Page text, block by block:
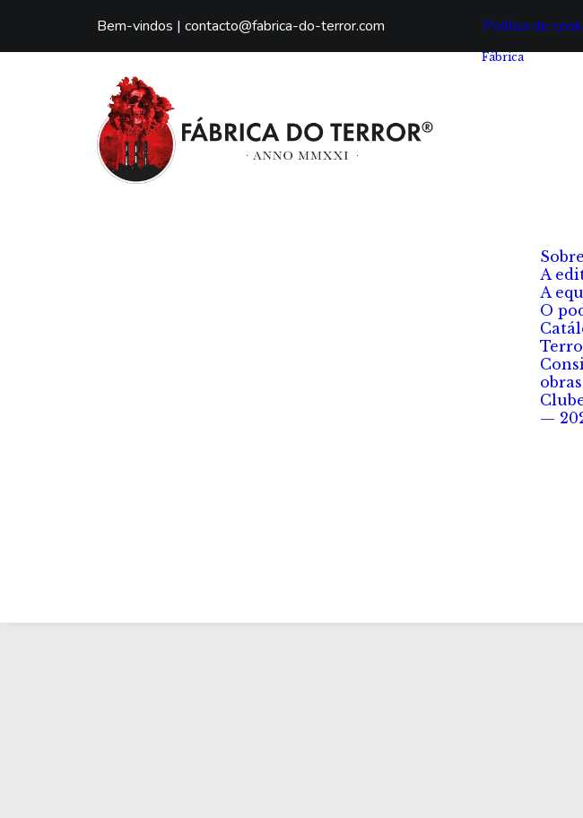
Bem-vindos | contacto@fabrica-do-terror.com Política de
Fábrica
A
A
O
obras
—